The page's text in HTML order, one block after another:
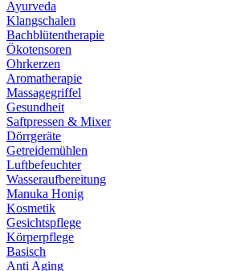
Ayurveda
Klangschalen
Bachblütentherapie
Ökotensoren
Ohrkerzen
Aromatherapie
Massagegriffel
Gesundheit
Saftpressen & Mixer
Dörrgeräte
Getreidemühlen
Luftbefeuchter
Wasseraufbereitung
Manuka Honig
Kosmetik
Gesichtspflege
Körperpflege
Basisch
Anti Aging